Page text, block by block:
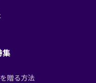
贈る方法